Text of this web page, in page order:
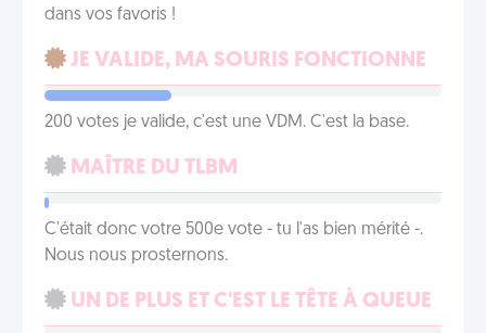
dans vos favoris !
JE VALIDE, MA SOURIS FONCTIONNE
200 votes je valide, c'est une VDM. C'est la base.
MAÎTRE DU TLBM
C'était donc votre 500e vote - tu l'as bien mérité -.
Nous nous prosternons.
UN DE PLUS ET C'EST LE TÊTE À QUEUE